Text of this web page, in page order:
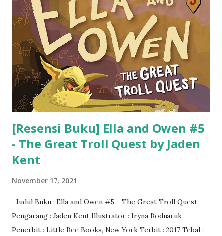
[Resensi Buku] Ella and Owen #5
- The Great Troll Quest by Jaden
Kent
November 17, 2021
Judul Buku : Ella and Owen #5 - The Great Troll Quest
Pengarang : Jaden Kent Illustrator : Iryna Bodnaruk
Penerbit : Little Bee Books, New York Terbit : 2017 Tebal :